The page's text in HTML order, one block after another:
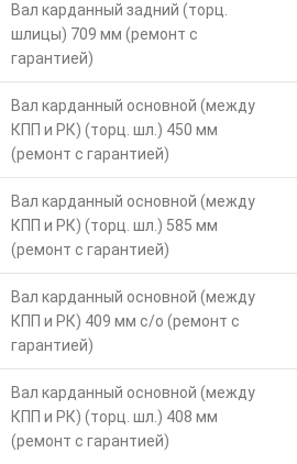
Вал карданный задний (торц.
шлицы) 709 мм (ремонт с
гарантией)
Вал карданный основной (между
КПП и РК) (торц. шл.) 450 мм
(ремонт с гарантией)
Вал карданный основной (между
КПП и РК) (торц. шл.) 585 мм
(ремонт с гарантией)
Вал карданный основной (между
КПП и РК) 409 мм с/о (ремонт с
гарантией)
Вал карданный основной (между
КПП и РК) (торц. шл.) 408 мм
(ремонт с гарантией)